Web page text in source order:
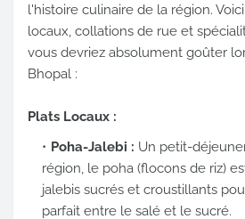
l'histoire culinaire de la région.
locaux, collations de rue et
vous devriez absolument goûter
Bhopal :
Plats Locaux :
Poha-Jalebi : Un petit-
région, le poha (flocons de riz)
jalebis sucrés et croustillants
parfait entre le salé et le sucré.